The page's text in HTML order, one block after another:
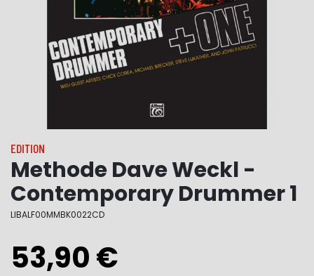
EDITION
Methode Dave Weckl -
Contemporary Drummer 1
LIBALF00MMBK0022CD
53,90 €